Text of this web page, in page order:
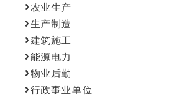
农业生产
生产制造
建筑施工
能源电力
物业后勤
行政事业单位